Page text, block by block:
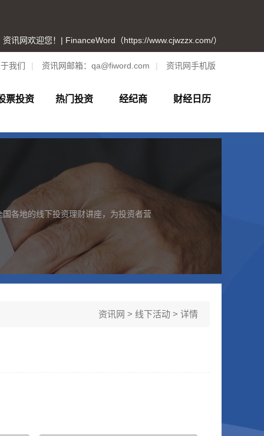
资讯网欢迎您！| FinanceWord（https://www.cjwzzx.com/）
我们 | 资讯网邮箱： qa@fiword.com | 资讯网手机版
票投资 热门投资 经纪商 财经日历
各地的线下投资理财讲座，为投资者营
资讯网 > 线下活动 > 详情